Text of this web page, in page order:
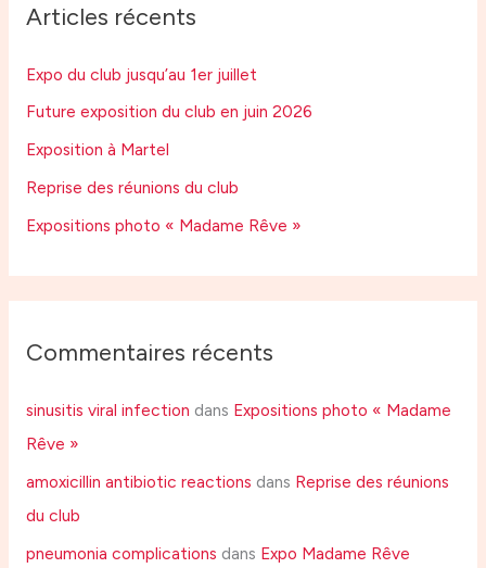
Articles récents
Expo du club jusqu’au 1er juillet
Future exposition du club en juin 2026
Exposition à Martel
Reprise des réunions du club
Expositions photo « Madame Rêve »
Commentaires récents
sinusitis viral infection dans Expositions photo « Madame
Rêve »
amoxicillin antibiotic reactions dans Reprise des réunions
du club
pneumonia complications dans Expo Madame Rêve